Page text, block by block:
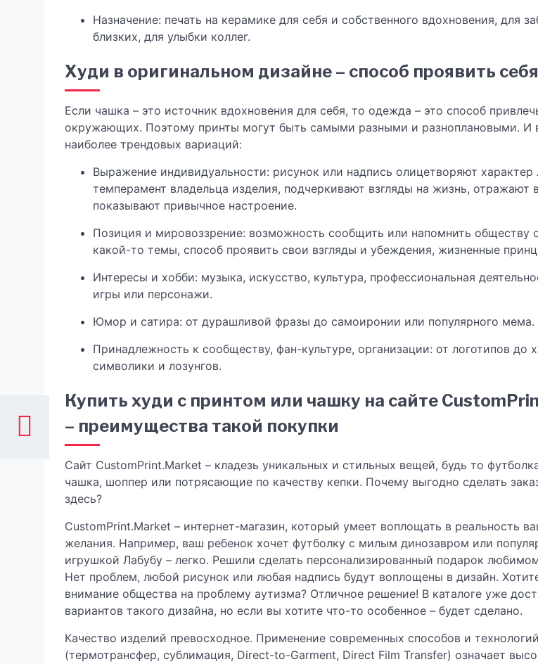
Назначение: печать на керамике для себя и собственного вдохновения, для
близких, для улыбки коллег.
Худи в оригинальном дизайне – способ проявить себя
Если чашка – это источник вдохновения для себя, то одежда – это способ
окружающих. Поэтому принты могут быть самыми разными и разноплановыми. И
наиболее трендовых вариаций:
Выражение индивидуальности: рисунок или надпись олицетворяют характер
темперамент владельца изделия, подчеркивают взгляды на жизнь, отражают
показывают привычное настроение.
Позиция и мировоззрение: возможность сообщить или напомнить обществу
какой-то темы, способ проявить свои взгляды и убеждения, жизненные
Интересы и хобби: музыка, искусство, культура, профессиональная
игры или персонажи.
Юмор и сатира: от дурашливой фразы до самоиронии или популярного мема.
Принадлежность к сообществу, фан-культуре, организации: от логотипов до
символики и лозунгов.
Купить худи с принтом или чашку на сайте
– преимущества такой покупки
Сайт CustomPrint.Market – кладезь уникальных и стильных вещей, будь то
чашка, шоппер или потрясающие по качеству кепки. Почему выгодно сделать
здесь?
CustomPrint.Market – интернет-магазин, который умеет воплощать в реальность
желания. Например, ваш ребенок хочет футболку с милым динозавром или
игрушкой Лабубу – легко. Решили сделать персонализированный подарок
Нет проблем, любой рисунок или любая надпись будут воплощены в дизайн.
внимание общества на проблему аутизма? Отличное решение! В каталоге уже
вариантов такого дизайна, но если вы хотите что-то особенное – будет сделано.
Качество изделий превосходное. Применение современных способов и
(термотрансфер, сублимация, Direct-to-Garment, Direct Film Transfer) означает